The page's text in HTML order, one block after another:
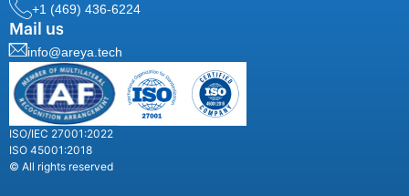
+1 (469) 436-6224
Mail us
info@areya.tech
ISO/IEC 27001:2022
ISO 45001:2018
© All rights reserved